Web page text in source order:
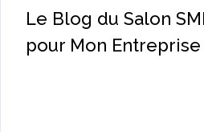
Le Blog du Salon
pour Mon Entreprise